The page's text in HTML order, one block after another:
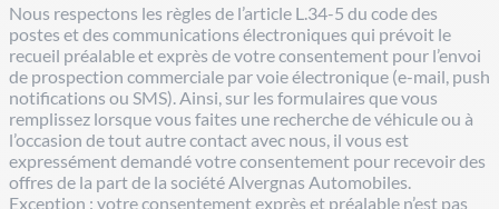
Nous respectons les règles de l’article L.34-5 du code des
postes et des communications électroniques qui prévoit le
recueil préalable et exprès de votre consentement pour l’envoi
de prospection commerciale par voie électronique (e-mail, push
notifications ou SMS). Ainsi, sur les formulaires que vous
remplissez lorsque vous faites une recherche de véhicule ou à
l’occasion de tout autre contact avec nous, il vous est
expressément demandé votre consentement pour recevoir des
offres de la part de la société Alvergnas Automobiles.
Exception : votre consentement exprès et préalable n’est pas